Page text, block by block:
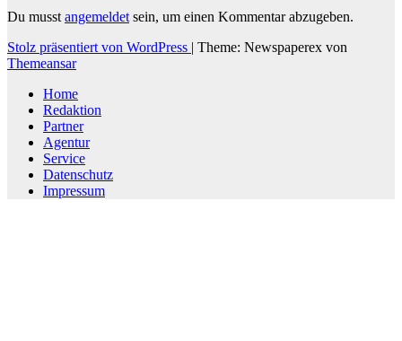
Du musst angemeldet sein, um einen Kommentar abzugeben.
Stolz präsentiert von WordPress | Theme: Newspaperex von
Themeansar
Home
Redaktion
Partner
Agentur
Service
Datenschutz
Impressum